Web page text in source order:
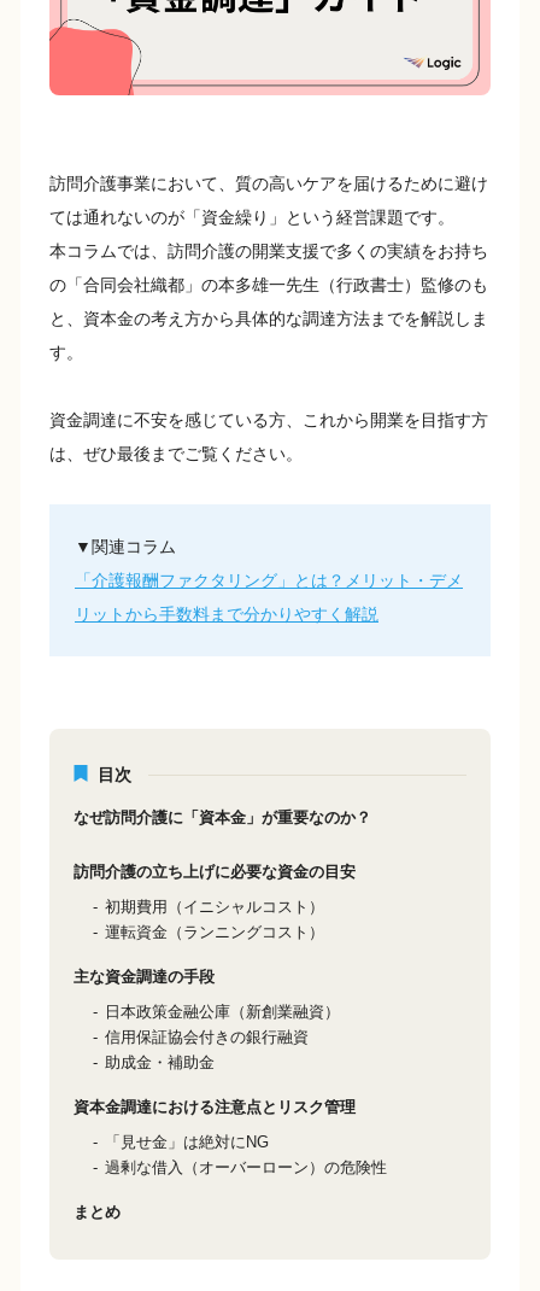
訪問介護事業において、質の高いケアを届けるために避け
ては通れないのが「資金繰り」という経営課題です。
本コラムでは、訪問介護の開業支援で多くの実績をお持ち
の「合同会社織都」の本多雄一先生（行政書士）監修のも
と、資本金の考え方から具体的な調達方法までを解説しま
す。
資金調達に不安を感じている方、これから開業を目指す方
は、ぜひ最後までご覧ください。
▼関連コラム
「介護報酬ファクタリング」とは？メリット・デメ
リットから手数料まで分かりやすく解説
目次
なぜ訪問介護に「資本金」が重要なのか？
訪問介護の立ち上げに必要な資金の目安
初期費用（イニシャルコスト）
運転資金（ランニングコスト）
主な資金調達の手段
日本政策金融公庫（新創業融資）
信用保証協会付きの銀行融資
助成金・補助金
資本金調達における注意点とリスク管理
「見せ金」は絶対にNG
過剰な借入（オーバーローン）の危険性
まとめ